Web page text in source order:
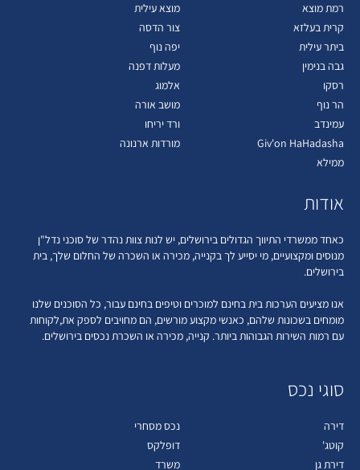
רמת מוצא
מוצא עילית
קרית בעלזא
צור הדסה
ביתר עילית
יפה נוף
גבה בנימין
מעלות דפנה
רסקו
אלמוג
הר נוף
מושב אורה
עמינדב
ורד יריחו
Giv'on HaHadasha
מורדות ארנונה
ממילא
אודות
כאחד ממשרדי התיווך הגדולים בירושלים, יש לנות צוות נהדר של סוכני נדל"ן
מנוסים ומקצועיים, מי יסייע לך בקנייה, מכירה או השכרה של החלום שלך, בית
בירושלים.
אנו מציעים הערכות בית בחינם למוכרים וטיפים בחינם עבור, כל הסוכנים שלנו
מומחים בשכונות שלהם, כאנשי מקצוע מורשים, הם מחויבים לספק את,לקוחות
עם רמות השירות הגבוהות ביותר. קנייה, מכירה או השכרת נכסים בירושלים.
סוגי נכס
דירה
נכס מסחרי
קוטג'
דופלקס
דירת גן
משרד